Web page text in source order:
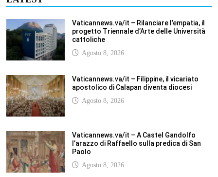
Vaticannews.va/it – Rilanciare l’empatia, il
progetto Triennale d’Arte delle Università
cattoliche
Agosto 8, 2026
Vaticannews.va/it – Filippine, il vicariato
apostolico di Calapan diventa diocesi
Agosto 8, 2026
Vaticannews.va/it – A Castel Gandolfo
l’arazzo di Raffaello sulla predica di San
Paolo
Agosto 8, 2026